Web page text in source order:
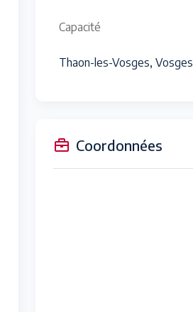
Capacité
Thaon-les-Vosges, Vosges
Coordonnées